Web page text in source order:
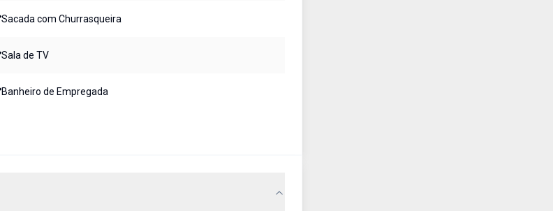
Sacada com Churrasqueira
Sala de TV
Banheiro de Empregada